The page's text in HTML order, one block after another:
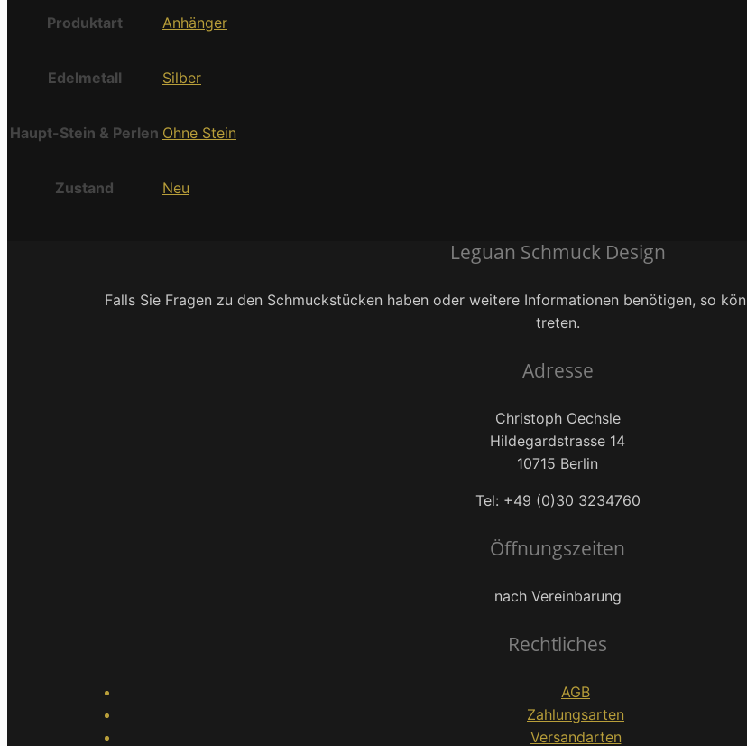
Produktart Anhänger
Edelmetall Silber
Haupt-Stein & Perlen Ohne Stein
Zustand Neu
Leguan Schmuck Design
Falls Sie Fragen zu den Schmuckstücken haben oder weitere Informationen benötigen, so
treten.
Adresse
Christoph Oechsle
Hildegardstrasse 14
10715 Berlin
Tel: +49 (0)30 3234760
Öffnungszeiten
nach Vereinbarung
Rechtliches
AGB
Zahlungsarten
Versandarten